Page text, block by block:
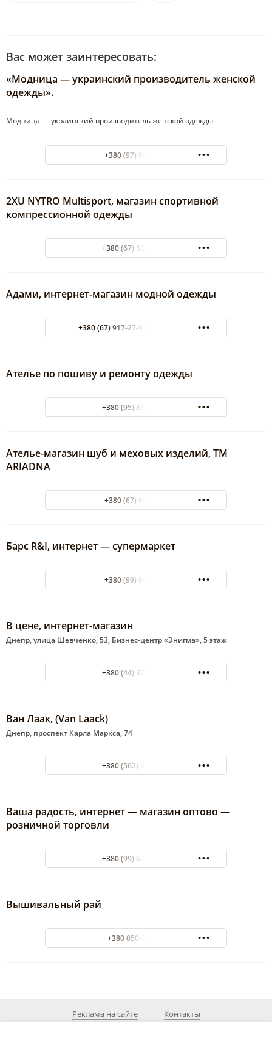
Вас может заинтересовать:
«Модница — украинский производитель женской
одежды».
Модница — украинский производитель женской одежды.
+380 (97) 9933235
2XU NYTRO Multisport, магазин спортивной
компрессионной одежды
+380 (67) 539-29-14
Адами, интернет-магазин модной одежды
+380 (67) 917-27-97 63 852-85-81
Ателье по пошиву и ремонту одежды
+380 (95) 835-29-13
Ателье-магазин шуб и меховых изделий, ТМ
ARIADNA
+380 (67) 9525410
Барс R&I, интернет — супермаркет
+380 (99) 9699018
В цене, интернет-магазин
Днепр, улица Шевченко, 53, Бизнес-центр «Энигма», 5 этаж
+380 (44) 377-75-34
Ван Лаак, (Van Laack)
Днепр, проспект Карла Маркса, 74
+380 (562) 31-62-79
Ваша радость, интернет — магазин оптово —
розничной торговли
+380 (99) 629-65-71
Вышивальный рай
+380 050-700-74
Реклама на сайте Контакты